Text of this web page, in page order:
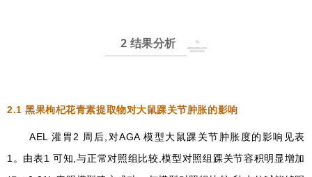
2 结果分析
2.1黑果枸杞花青素提取物对大鼠踝关节肿胀的影响
AEL 灌胃2 周后,对AGA 模型大鼠踝关节肿胀度的影响见表
1。由表1 可知,与正常对照组比较,模型对照组踝关节容积明显增加